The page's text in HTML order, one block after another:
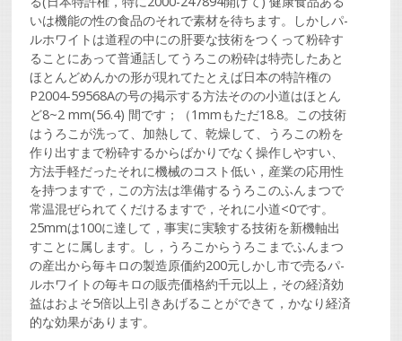
いは機能の性の食品のそれで素材を待ちます。しかしパ-
ルホワイトは道程の中にの肝要な技術をつくって粉砕す
ることにあって普通話してうろこの粉砕は特売したあと
ほとんどめんかの形が現れてたとえば日本の特許権の
P2004-59568Aの号の掲示する方法そのの小道はほとん
ど8~2 mm(56.4) 間です；（1mmもただ18.8。この技術
はうろこが洗って、加熱して、乾燥して、うろこの粉を
作り出すまで粉砕するからばかりでなく操作しやすい、
方法手軽だったそれに機械のコスト低い，産業の応用性
を持つますで，この方法は準備するうろこのふんまつで
常温混ぜられてくだけるますで，それに小道<0です。
25mmは100に達して，事実に実験する技術を新機軸出
すことに属します。し，うろこからうろこまでふんまつ
の産出から毎キロの製造原価約200元しかし市で売るパ-
ルホワイトの毎キロの販売価格約千元以上，その経済効
益はおよそ5倍以上引きあげることができて，かなり経済
的な効果があります。